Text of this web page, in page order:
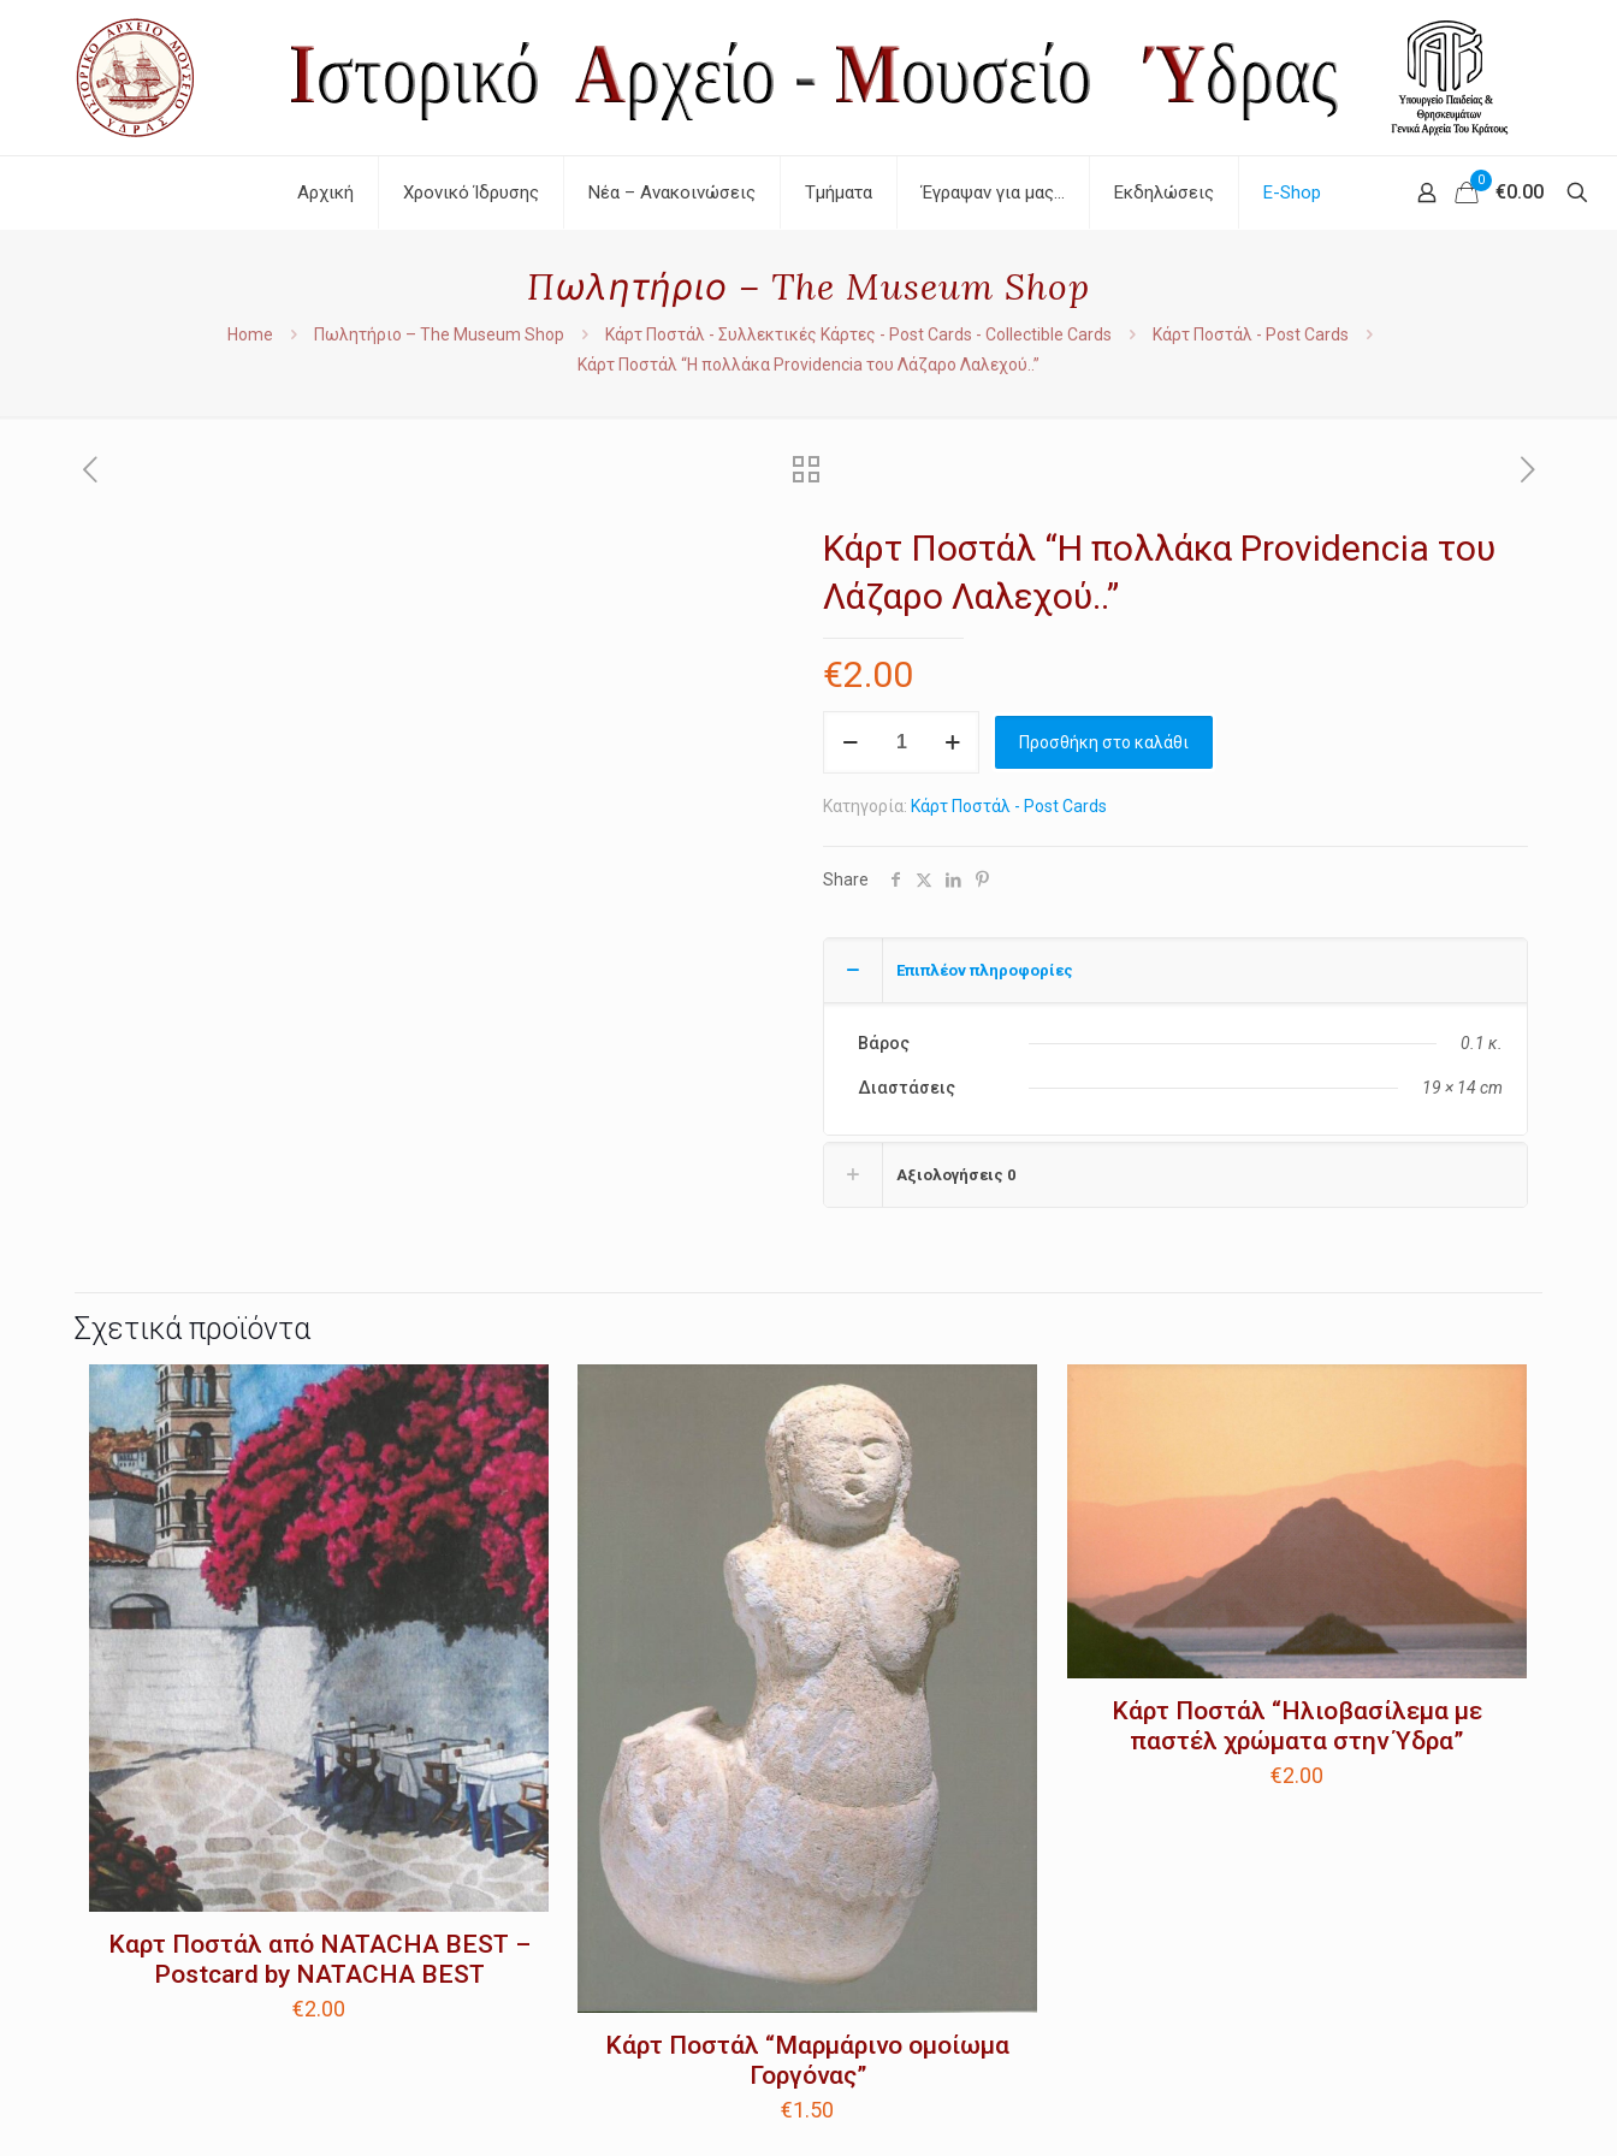
Αρχική Χρονικό Ίδρυσης Νέα – Ανακοινώσεις Τμήματα Έγραψαν για μας… Εκδηλώσεις E-Shop
0
€0.00
Πωλητήριο – The Museum Shop
Home Πωλητήριο – The Museum Shop Κάρτ Ποστάλ - Συλλεκτικές Κάρτες - Post Cards - Collectible Cards
Κάρτ Ποστάλ - Post Cards
Κάρτ Ποστάλ “Η πολλάκα Providencia του Λάζαρο Λαλεχού..”
Κάρτ Ποστάλ “Η πολλάκα Providencia του
Λάζαρο Λαλεχού..”
€2.00
πολλάκα
του
Λαλεχού.."
ποσότητα
Προσθήκη στο καλάθι
Κατηγορία: Κάρτ Ποστάλ - Post Cards
Share
Επιπλέον πληροφορίες
Βάρος 0.1 κ.
Διαστάσεις 19 × 14 cm
Αξιολογήσεις 0
Σχετικά προϊόντα
Καρτ Ποστάλ από NATACHA BEST –
Postcard by NATACHA BEST
€2.00
Κάρτ Ποστάλ “Μαρμάρινο ομοίωμα
Γοργόνας”
€1.50
Κάρτ Ποστάλ “Ηλιοβασίλεμα με
παστέλ χρώματα στην Ύδρα”
€2.00